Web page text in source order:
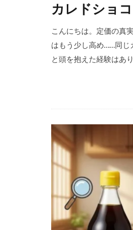
カレドショ
こんにちは。定価の真
はもう少し高め……同じ
と頭を抱えた経験はあ